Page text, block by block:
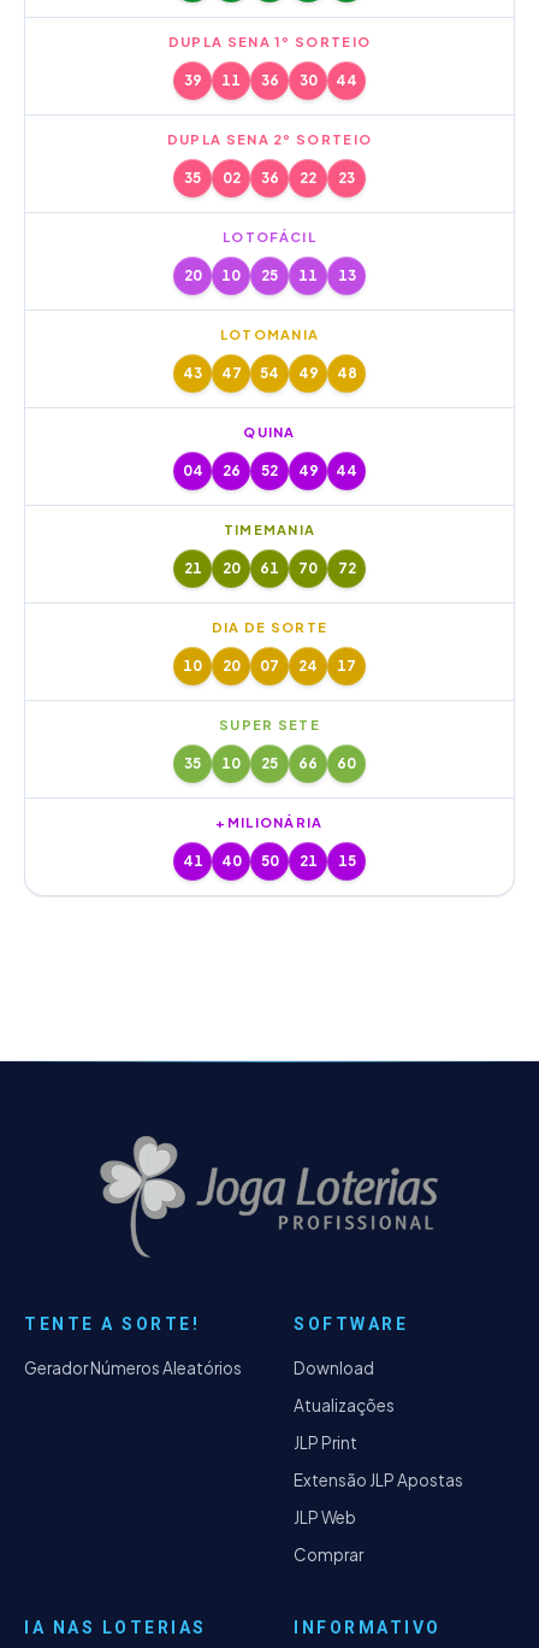
DUPLA SENA 1º SORTEIO
39 11 36 30 44
DUPLA SENA 2º SORTEIO
35 02 36 22 23
LOTOFÁCIL
20 10 25 11 13
LOTOMANIA
43 47 54 49 48
QUINA
04 26 52 49 44
TIMEMANIA
21 20 61 70 72
DIA DE SORTE
10 20 07 24 17
SUPER SETE
35 10 25 66 60
+MILIONÁRIA
41 40 50 21 15
TENTE A SORTE!
Gerador Números Aleatórios
SOFTWARE
Download
Atualizações
JLP Print
Extensão JLP Apostas
JLP Web
Comprar
IA NAS LOTERIAS INFORMATIVO